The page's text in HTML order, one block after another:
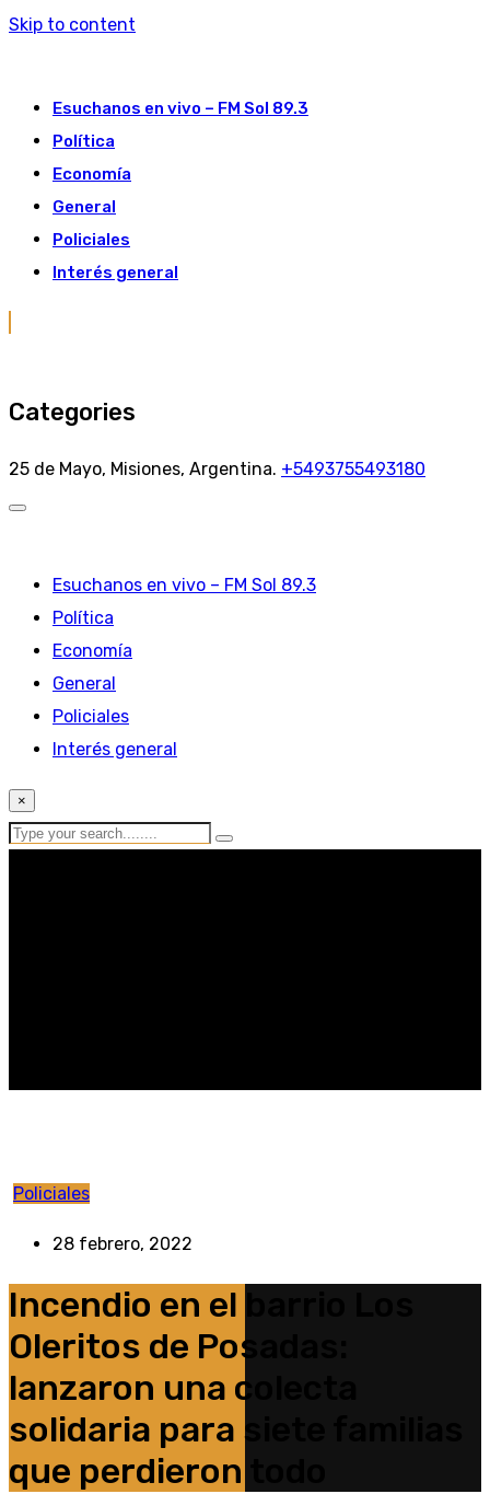
Skip to content
Esuchanos en vivo – FM Sol 89.3
Política
Economía
General
Policiales
Interés general
Categories
25 de Mayo, Misiones, Argentina. +5493755493180
Esuchanos en vivo – FM Sol 89.3
Política
Economía
General
Policiales
Interés general
×
Policiales
28 febrero, 2022
Incendio en el barrio Los
Oleritos de Posadas:
lanzaron una colecta
solidaria para siete familias
que perdieron todo